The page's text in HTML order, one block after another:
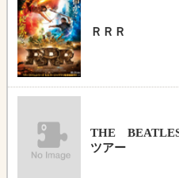
ＲＲＲ
THE BEATLES
ツアー